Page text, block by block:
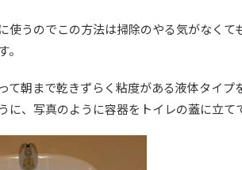
使うのでこの方法は掃除のやる気がなくて
て朝まで乾きずらく粘度がある液体タイプ
に、写真のように容器をトイレの蓋に立て